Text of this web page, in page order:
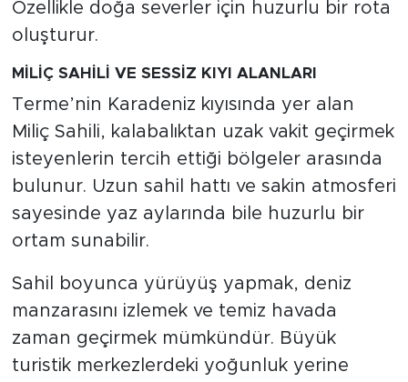
Özellikle doğa severler için huzurlu bir rota
oluşturur.
MİLİÇ SAHİLİ VE SESSİZ KIYI ALANLARI
Terme’nin Karadeniz kıyısında yer alan
Miliç Sahili, kalabalıktan uzak vakit geçirmek
isteyenlerin tercih ettiği bölgeler arasında
bulunur. Uzun sahil hattı ve sakin atmosferi
sayesinde yaz aylarında bile huzurlu bir
ortam sunabilir.
Sahil boyunca yürüyüş yapmak, deniz
manzarasını izlemek ve temiz havada
zaman geçirmek mümkündür. Büyük
turistik merkezlerdeki yoğunluk yerine